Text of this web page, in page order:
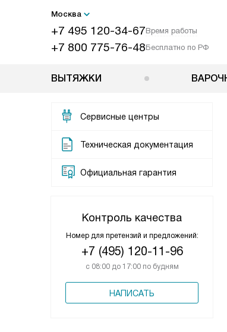
Москва
+7 495 120-34-67Время работы
+7 800 775-76-48Бесплатно по РФ
ВЫТЯЖКИ
Сервисные центры
Техническая документация
Официальная гарантия
Контроль качества
Номер для претензий и предложений:
+7 (495) 120-11-96
с 08:00 до 17:00 по будням
НАПИСАТЬ